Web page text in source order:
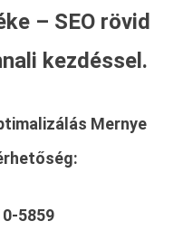
– SEO rövid
kezdéssel.
Mernye
5859